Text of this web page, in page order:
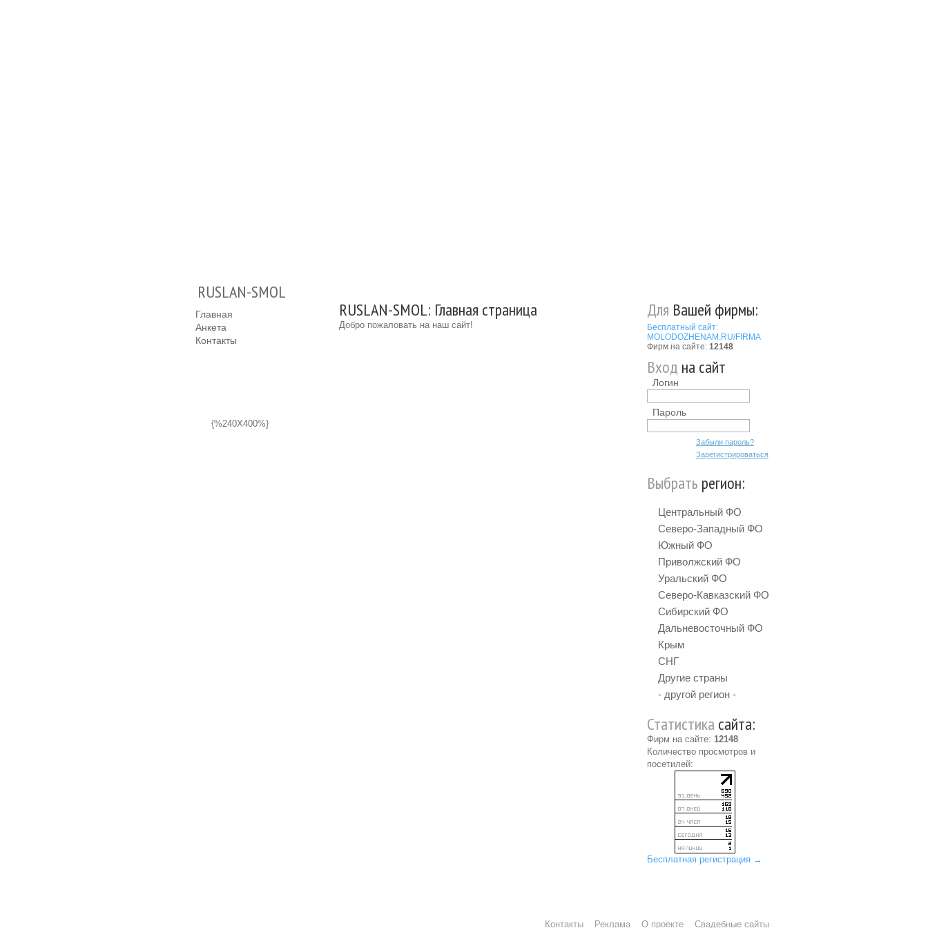
RUSLAN-SMOL
Главная
Анкета
Контакты
{%240X400%}
RUSLAN-SMOL: Главная страница
Добро пожаловать на наш сайт!
Для Вашей фирмы:
Бесплатный сайт:
MOLODOZHENAM.RU/FIRMA
Фирм на сайте: 12148
Вход на сайт
Логин
Пароль
Забыли пароль?
Зарегистрироваться
Выбрать регион:
Центральный ФО
Северо-Западный ФО
Южный ФО
Приволжский ФО
Уральский ФО
Северо-Кавказский ФО
Сибирский ФО
Дальневосточный ФО
Крым
СНГ
Другие страны
- другой регион -
Статистика сайта:
Фирм на сайте: 12148
Количество просмотров и
посетилей:
Бесплатная регистрация →
Контакты Реклама О проекте Свадебные сайты